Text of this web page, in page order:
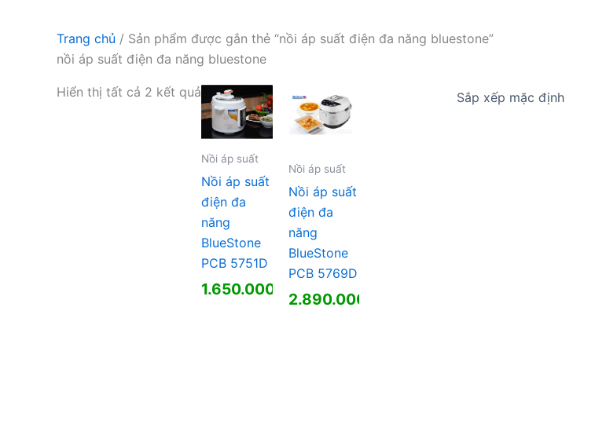
Trang chủ / Sản phẩm được gắn thẻ “nồi áp suất điện đa năng bluestone”
nồi áp suất điện đa năng bluestone
Hiển thị tất cả 2 kết quả
Nồi áp suất
Nồi áp suất
điện đa
năng
BlueStone
PCB 5751D
1.650.000
Nồi áp suất
Nồi áp suất
điện đa
năng
BlueStone
PCB 5769D
2.890.000